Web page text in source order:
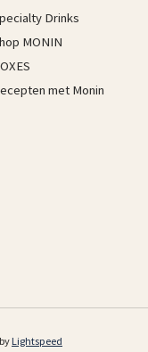
Drinks
MONIN
met Monin
Lightspeed